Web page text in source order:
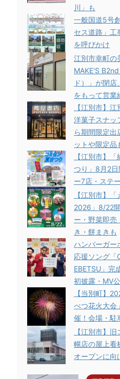
川」も
一般国道5号
セス道路」工
を呼びかけ
江別市幸町の
MAKE'S
ド）」が閉
をもって営業
【江別市】
洋菓子スナッ
ら期間限定出
ットや限定品
【江別市】
つり」8月2日
ー7店・ステ
【江別市】
2026」8/22
ー・野菜即売
き・餅まきも
ハンバーガー
応援ソング「
EBETSU」完
初披露・MV
【当別町】
べつ花火大会
催！会場・駐
【江別市】
幌店の屋上看
オープンに向